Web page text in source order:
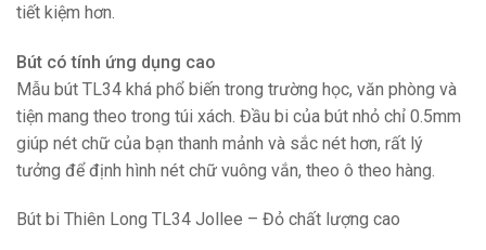
tiết kiệm hơn.
Bút có tính ứng dụng cao
Mẫu bút TL34 khá phổ biến trong trường học, văn phòng và
tiện mang theo trong túi xách. Đầu bi của bút nhỏ chỉ 0.5mm
giúp nét chữ của bạn thanh mảnh và sắc nét hơn, rất lý
tưởng để định hình nét chữ vuông vắn, theo ô theo hàng.
Bút bi Thiên Long TL34 Jollee – Đỏ chất lượng cao